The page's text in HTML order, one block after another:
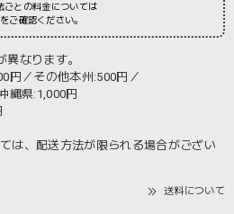
ごとの料金については
ご確認ください。
なります。
円／その他本州:500円／
縄県:1,000円
は、配送方法が限られる場合がござい
送料について